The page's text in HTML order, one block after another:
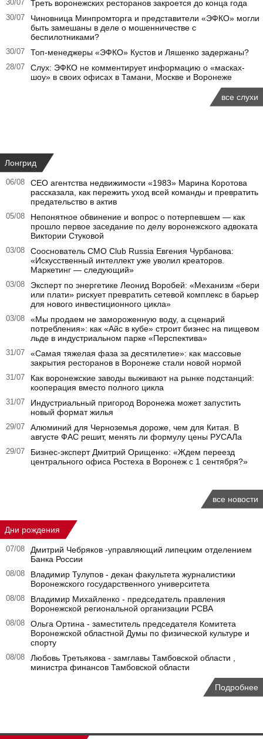
30/07 Треть воронежских ресторанов закроется до конца года
30/07
Чиновница Минпромторга и представители «ЭФКО» могли
быть замешаны в деле о мошенничестве с
беспилотниками?
30/07 Топ-менеджеры «ЭФКО» Кустов и Ляшенко задержаны?
28/07
Слух: ЭФКО не комментирует информацию о «масках-
шоу» в своих офисах в Тамани, Москве и Воронеже
все слухи
Лонгрид
06/08
CEO агентства недвижимости «1983» Марина Коротова
рассказала, как пережить уход всей команды и превратить
предательство в актив
05/08
Непонятное обвинение и вопрос о потерпевшем — как
прошло первое заседание по делу воронежского адвоката
Виктории Стуковой
03/08
Сооснователь CMO Club Russia Евгения Чурбанова:
«Искусственный интеллект уже уволил креаторов.
Маркетинг — следующий»
03/08
Эксперт по энергетике Леонид Воробей: «Механизм «бери
или плати» рискует превратить сетевой комплекс в барьер
для нового инвестиционного цикла»
03/08
«Мы продаем не замороженную воду, а сценарий
потребления»: как «Айс в кубе» строит бизнес на пищевом
льде в индустриальном парке «Перспектива»
31/07
«Самая тяжелая фаза за десятилетие»: как массовые
закрытия ресторанов в Воронеже стали новой нормой
31/07
Как воронежские заводы выживают на рынке подстанций:
кооперация вместо полного цикла
31/07
Индустриальный пригород Воронежа может запустить
новый формат жилья
29/07
Алюминий для Черноземья дороже, чем для Китая. В
августе ФАС решит, менять ли формулу цены РУСАЛа
29/07
Бизнес-эксперт Дмитрий Орищенко: «Ждем переезд
центрального офиса Ростеха в Воронеж с 1 сентября?»
все новости
Дни рождения
07/08
Дмитрий Чебряков -управляющий липецким отделением
Банка России
08/08
Владимир Тулупов - декан факультета журналистики
Воронежского государственного университета
08/08
Владимир Михайленко - председатель правления
Воронежской региональной организации РСВА
08/08
Ольга Ортина - заместитель председателя Комитета
Воронежской областной Думы по физической культуре и
спорту
08/08
Любовь Третьякова - замглавы Тамбовской области ,
министра финансов Тамбовской области
Подробнее